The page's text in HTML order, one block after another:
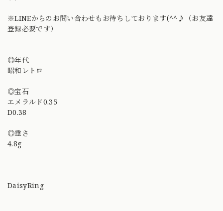
※LINEからのお問い合わせもお待ちしております(^^♪（お友達
登録必要です）
◎年代
昭和レトロ
◎宝石
エメラルド0.35
D0.38
◎重さ
4.8g
DaisyRing